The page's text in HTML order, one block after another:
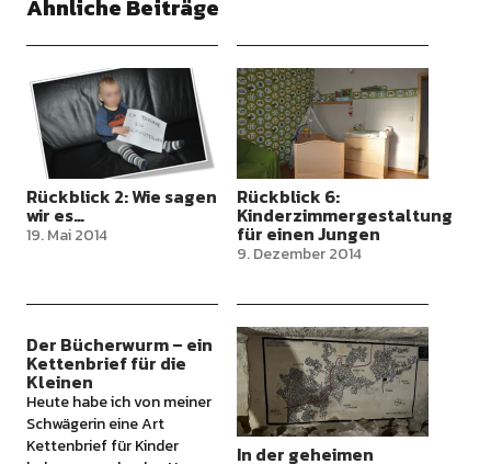
Ähnliche Beiträge
Rückblick 2: Wie sagen
wir es…
19. Mai 2014
Rückblick 6:
Kinderzimmergestaltung
für einen Jungen
9. Dezember 2014
Der Bücherwurm – ein
Kettenbrief für die
Kleinen
Heute habe ich von meiner
Schwägerin eine Art
Kettenbrief für Kinder
In der geheimen